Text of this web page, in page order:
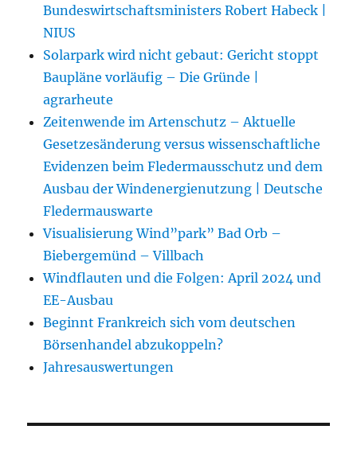
Bundeswirtschaftsministers Robert Habeck |
NIUS
Solarpark wird nicht gebaut: Gericht stoppt
Baupläne vorläufig – Die Gründe |
agrarheute
Zeitenwende im Artenschutz – Aktuelle
Gesetzesänderung versus wissenschaftliche
Evidenzen beim Fledermausschutz und dem
Ausbau der Windenergienutzung | Deutsche
Fledermauswarte
Visualisierung Wind”park” Bad Orb –
Biebergemünd – Villbach
Windflauten und die Folgen: April 2024 und
EE-Ausbau
Beginnt Frankreich sich vom deutschen
Börsenhandel abzukoppeln?
Jahresauswertungen